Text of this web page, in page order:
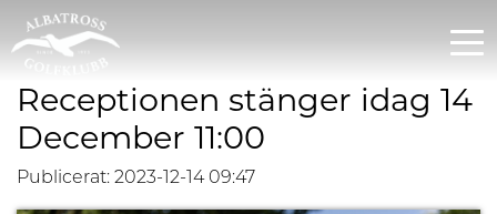
Receptionen stänger idag 14
December 11:00
Publicerat: 2023-12-14 09:47